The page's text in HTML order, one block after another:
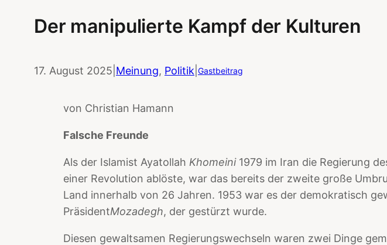
Der manipulierte Kampf der Kulturen
17. August 2025 Meinung, Politik Gastbeitrag
von Christian Hamann
Falsche Freunde
Als der Islamist Ayatollah Khomeini 1979 im Iran die Regierung
einer Revolution ablöste, war das bereits der zweite große
Land innerhalb von 26 Jahren. 1953 war es der demokratisch
PräsidentMozadegh, der gestürzt wurde.
Diesen gewaltsamen Regierungswechseln waren zwei Dinge